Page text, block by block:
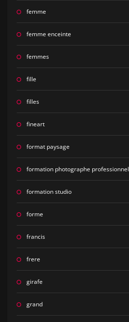
femme
femme enceinte
femmes
fille
filles
fineart
format paysage
formation photographe professionnel
formation studio
forme
francis
frere
girafe
grand